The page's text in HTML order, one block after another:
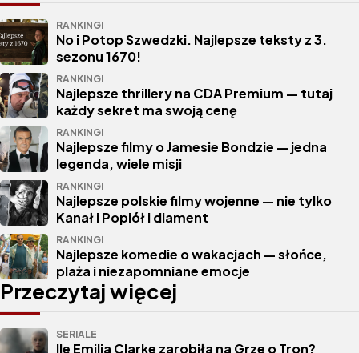
RANKINGI
No i Potop Szwedzki. Najlepsze teksty z 3.
sezonu 1670!
RANKINGI
Najlepsze thrillery na CDA Premium — tutaj
każdy sekret ma swoją cenę
RANKINGI
Najlepsze filmy o Jamesie Bondzie — jedna
legenda, wiele misji
RANKINGI
Najlepsze polskie filmy wojenne — nie tylko
Kanał i Popiół i diament
RANKINGI
Najlepsze komedie o wakacjach — słońce,
plaża i niezapomniane emocje
Przeczytaj więcej
SERIALE
Ile Emilia Clarke zarobiła na Grze o Tron?